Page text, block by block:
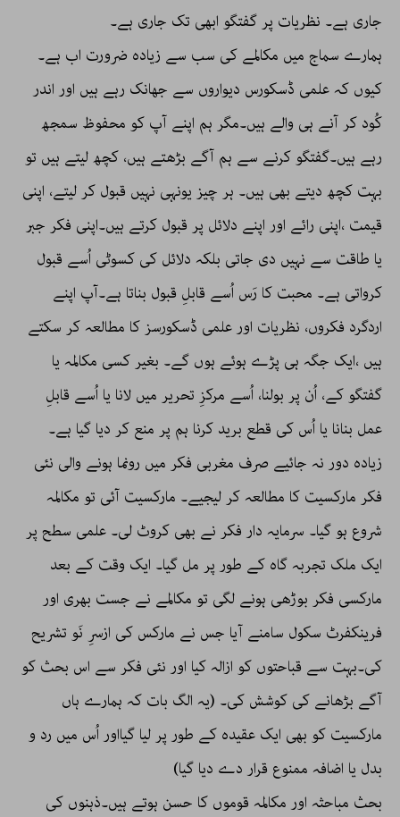
جاری ہے۔ نظریات پر گفتگو ابھی تک جاری ہے۔
ہمارے سماج میں مکالمے کی سب سے زیادہ ضرورت اب ہے۔
کیوں کہ علمی ڈسکورس دیواروں سے جھانک رہے ہیں اور اندر
کُود کر آنے ہی والے ہیں۔مگر ہم اپنے آپ کو محفوظ سمجھ
رہے ہیں۔گفتگو کرنے سے ہم آگے بڑھتے ہیں، کچھ لیتے ہیں تو
بہت کچھ دیتے بھی ہیں۔ ہر چیز یونہی نہیں قبول کر لیتے، اپنی
قیمت ،اپنی رائے اور اپنے دلائل پر قبول کرتے ہیں۔اپنی فکر جبر
یا طاقت سے نہیں دی جاتی بلکہ دلائل کی کسوٹی اُسے قبول
کرواتی ہے۔ محبت کا رَس اُسے قابلِ قبول بناتا ہے۔آپ اپنے
اردگرد فکروں، نظریات اور علمی ڈسکورسز کا مطالعہ کر سکتے
ہیں ،ایک جگہ ہی پڑے ہوئے ہوں گے۔ بغیر کسی مکالمہ یا
گفتگو کے، اُن پر بولنا، اُسے مرکزِ تحریر میں لانا یا اُسے قابلِ
عمل بنانا یا اُس کی قطع برید کرنا ہم پر منع کر دیا گیا ہے۔
زیادہ دور نہ جائیے صرف مغربی فکر میں رونما ہونے والی نئی
فکر مارکسیت کا مطالعہ کر لیجیے۔ مارکسیت آئی تو مکالمہ
شروع ہو گیا۔ سرمایہ دار فکر نے بھی کروٹ لی۔ علمی سطح پر
ایک ملک تجربہ گاہ کے طور پر مل گیا۔ ایک وقت کے بعد
مارکسی فکر بوڑھی ہونے لگی تو مکالمے نے جست بھری اور
فرینکفرٹ سکول سامنے آیا جس نے مارکس کی ازسرِ نَو تشریح
کی۔بہت سے قباحتوں کو ازالہ کیا اور نئی فکر سے اس بحث کو
آگے بڑھانے کی کوشش کی۔ (یہ الگ بات کہ ہمارے ہاں
مارکسیت کو بھی ایک عقیدہ کے طور پر لیا گیااور اُس میں رد و
بدل یا اضافہ ممنوع قرار دے دیا گیا)
بحث مباحثہ اور مکالمہ قوموں کا حسن ہوتے ہیں۔ذہنوں کی